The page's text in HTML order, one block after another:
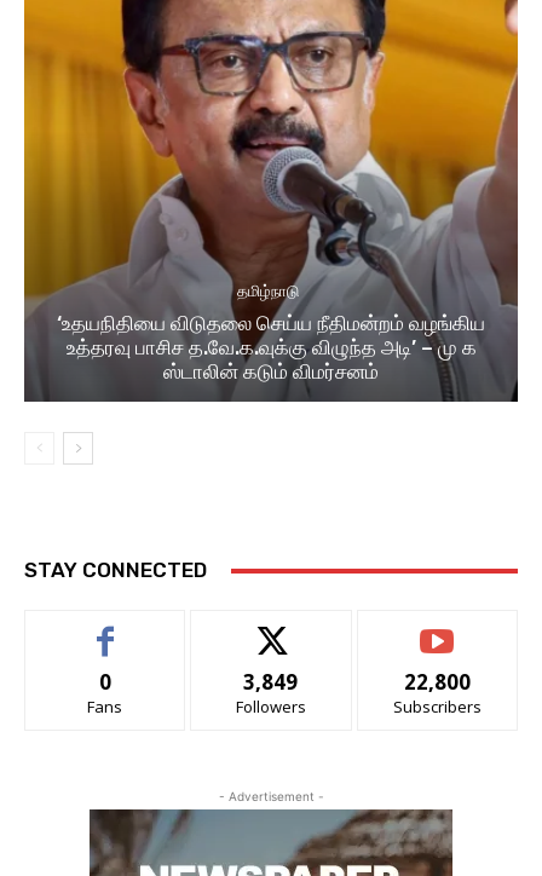
தமிழ்நாடு
‘உதயநிதியை விடுதலை செய்ய நீதிமன்றம் வழங்கிய
உத்தரவு பாசிச த.வே.க.வுக்கு விழுந்த அடி’ – மு க
ஸ்டாலின் கடும் விமர்சனம்
STAY CONNECTED
0
Fans
3,849
Followers
22,800
Subscribers
- Advertisement -